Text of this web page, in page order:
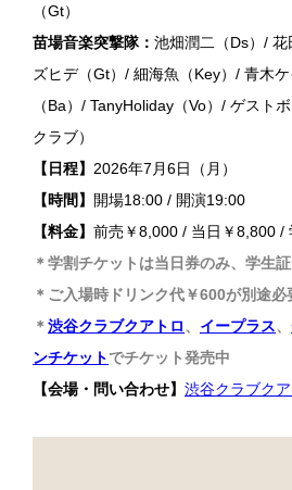
（Gt）
苗場音楽突撃隊： 池畑潤二（Ds）/
ズヒデ（Gt）/ 細海魚（Key）/ 青木
（Ba）/ TanyHoliday（Vo）/ ゲスト
クラブ）
【日程】 2026年7月6日（月）
【時間】 開場18:00 / 開演19:00
【料金】 前売￥8,000 / 当日￥8,800 /
＊学割チケットは当日券のみ、学生
＊ご入場時ドリンク代￥600が別途必
＊ 渋谷クラブクアトロ、 イープラス、
ンチケットでチケット発売中
【会場・問い合わせ】 渋谷クラブク